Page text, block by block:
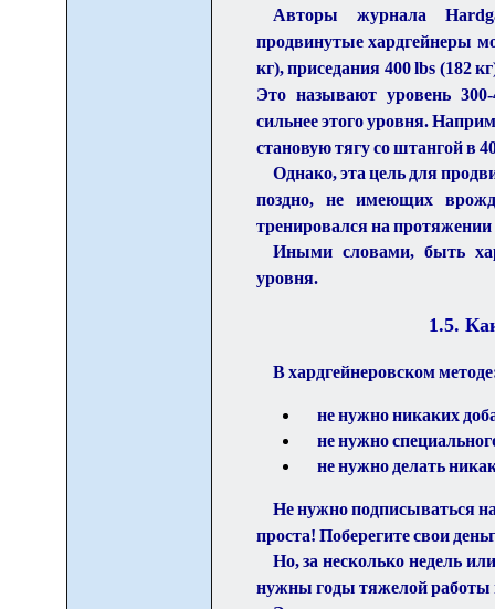
Авторы журнала
продвинутые хардгейнеры
кг), приседания 400 lbs (182
Это называют уровень
сильнее этого уровня.
становую тягу со штангой в
Однако, эта цель для
поздно, не имеющих
тренировался на протяжении
Иными словами, быть
уровня.
1.5.
В хардгейнеровском
не нужно никаких
не нужно
не нужно делать
Не нужно подписываться
проста! Поберегите свои
Но, за несколько недель
нужны годы тяжелой работы